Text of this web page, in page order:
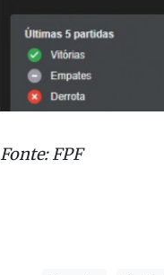
Fonte: FPF